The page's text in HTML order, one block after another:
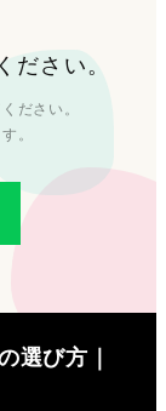
ださい。
ださい。
。
選び方｜